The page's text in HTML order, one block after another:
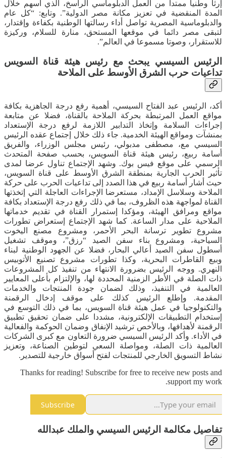
إرثا وطنيا ممتدا من العمل الدبلوماسي الراسخ، الذي أسهم خلال
المدة المنقضية في تعزيز مكانة مصر الدولية”. وتابع: “كل عام
والدبلوماسية المصرية تواصل أداء رسالتها الوطنية بكفاءة وإقتدار،
لتبقى مصر دائما في موقعها المستحق، منارة للسلام، وركيزة
للاستقرار، وصوتا مسموعا في العالم”.
الرئيس السيسي يبحث مع رئيس هيئة قناة السويس
تداعيات حرب الشرق الأوسط على الملاحة
أكد، الرئيس عبد الفتاح السيسي، أهمية رفع درجة الجاهزية بكافة
مواقع العمل المرتبطة بحركة الملاحة بالقناة، فضلا عن متابعة
إجراءات السلامة وإتخاذ التدابير اللازمة لرفع درجة الإستعداد
بمنشآت ومواقع الهيئة الخدمية. جاء ذلك خلال إجتماع عقده الرئيس
السيسي مع، مصطفى مدبولي، رئيس مجلس الوزراء، والفريق
أسامة ربيع، رئيس هيئة قناة السويس، بحسب صفحة المتحدث
الرسمي على موقع فيس بوك. وشهد الإجتماع تناول عرضا لمدى
تأثير الحرب الجارية بمنطقة الشرق الأوسط على قناة السويس،
حيث أشار أسامة ربيع في هذا الصدد إلى تداعيات الحرب على حركة
الملاحة وسلاسل الإمداد، مستعرضا الإجراءات العاجلة التي إتخذتها
القناة لمواجهة هذه الظروف، بما في ذلك رفع درجة الإستعداد بكافة
مواقع ومرافق الهيئة، ومؤكدا إستمرار القناة في تقديم خدماتها
الملاحية على مدار الساعة. كما شهد الإجتماع إستعراض تطورات
مشروع تطوير ترسانة البحر الأحمر، ومشروع مصنع اليخوت
السياحية، ومشروع بناء سفن الصيد “رزق”، وموقف تشغيل
أسطول سفن الصيد أعالي البحار، فضلا عن الجهود الوطنية لبناء
وبيع القاطرات البحرية، وكذا تطورات مشروع تصنيع الأتوبيس
النهري. ووجه الرئيس بضرورة الانتهاء من تنفيذ كل المشروعات
ذات الصلة في الأطر الزمنية المحددة لها، والإلتزام بأعلى المعايير
العالمية في التنفيذ، وذلك لضمان جودة المنتجات والخدمات
المقدمة. وإطلع الرئيس كذلك على موقف إدخال الرقمنة
والتكنولوجيا في عمل هيئة قناة السويس، بما في ذلك التوسع في
إستخدام التطبيقات الإلكترونية، مشددا على ضمان تحقيق تطبيق
الرقمنة لأهدافها، وبالأخص ترشيد الإنفاق وضمان الحوكمة والفعالية
في الأداء. وأكد الرئيس السيسي ضرورة التعاون مع كبرى الشركات
العالمية ذات الصلة، ومواصلة السعي لتوطين الصناعة، وتعزيز
نشاط التسويق الخارجي للمنتجات لفتح أسواق خارجية للتصدير.
Thanks for reading! Subscribe for free to receive new posts and
support my work.
Subscribe
تفاصيل مكالمة الرئيس السيسي والملك عبدالله